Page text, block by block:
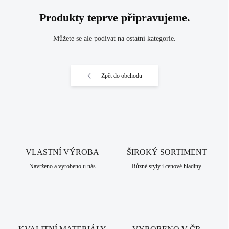
Produkty teprve připravujeme.
Můžete se ale podívat na ostatní kategorie.
Zpět do obchodu
VLASTNÍ VÝROBA
Navrženo a vyrobeno u nás
ŠIROKÝ SORTIMENT
Různé styly i cenové hladiny